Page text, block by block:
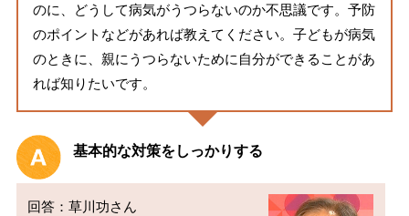
のに、どうして病気がうつらないのか不思議です。予防
のポイントなどがあれば教えてください。子どもが病気
のときに、親にうつらないために自分ができることがあ
れば知りたいです。
基本的な対策をしっかりする
回答：草川功さん